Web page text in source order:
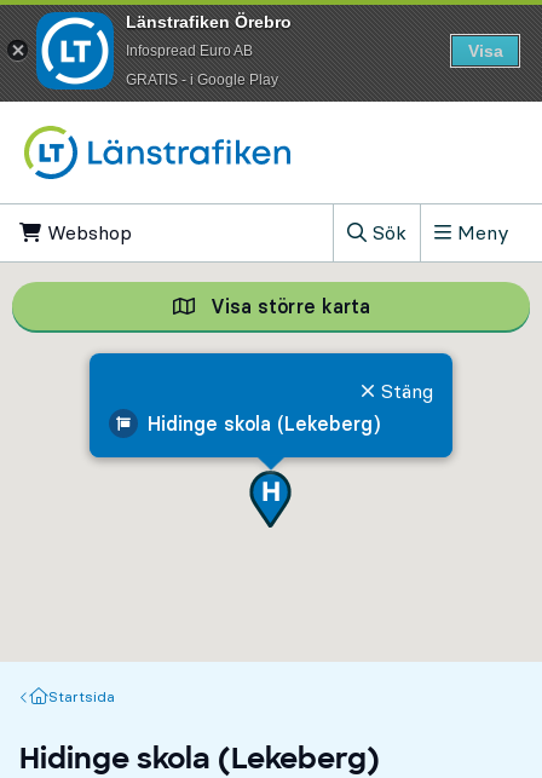
Webshop
Sök
, Visa sökfältet
Meny
Hidinge skola (Lekeberg)
Stäng
Visa större karta Visa större
Startsida
Startsida
Hidinge skola (Lekeberg)
Länstrafiken Örebro
Infospread Euro AB
​GRATIS - i Google Play
Visa